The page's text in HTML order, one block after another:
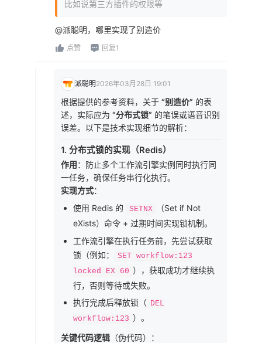
比如说第三方插件的权限等
@派聪明，哪里实现了别造价
点赞 回复1
派聪明2026年03月28日 19:01
根据提供的参考资料，关于 “别造价” 的表
述，实际应为 “分布式锁” 的笔误或语音识别
误差。以下是技术实现细节的解析：
1. 分布式锁的实现（Redis）
作用：防止多个工作流引擎实例同时执行同
一任务，确保任务串行化执行。
实现方式：
使用 Redis 的
SETNX
（Set if Not
eXists）命令 + 过期时间实现锁机制。
工作流引擎在执行任务前，先尝试获取
锁（例如：
SET workflow:123
locked EX 60 ），获取成功才继续执
行，否则等待或失败。
执行完成后释放锁（ DEL
workflow:123 ）。
关键代码逻辑 （伪代码）：